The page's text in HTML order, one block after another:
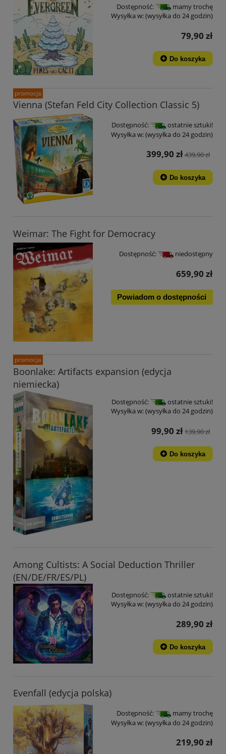
Dostępność:
mamy trochę
Wysyłka w:(wysyłka do 24 godzin)
79,90 zł
Do koszyka
Vienna (Stefan Feld City Collection Classic 5)
Dostępność:
ostatnie sztuki!
Wysyłka w:(wysyłka do 24 godzin)
399,90 zł439,90 zł
Do koszyka
promocja
Weimar: The Fight for Democracy
Dostępność: niedostępny
659,90 zł
Powiadom o dostępności
Boonlake: Artifacts expansion (edycja
niemiecka)
Dostępność:
ostatnie sztuki!
Wysyłka w:(wysyłka do 24 godzin)
99,90 zł139,90 zł
Do koszyka
promocja
Among Cultists: A Social Deduction Thriller
(EN/DE/FR/ES/PL)
Dostępność:
ostatnie sztuki!
Wysyłka w:(wysyłka do 24 godzin)
289,90 zł
Do koszyka
Evenfall (edycja polska)
Dostępność:
mamy trochę
Wysyłka w:(wysyłka do 24 godzin)
219,90 zł